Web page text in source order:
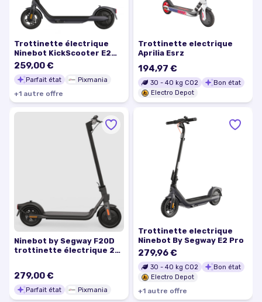
Trottinette électrique
Ninebot KickScooter E2
Pro E 700 W Noir -
Excellent état
259,00 €
Parfait état Pixmania
+1 autre offre
Trottinette electrique
Aprilia Esrz
194,97 €
30 - 40 kg CO2
Bon état
Electro Depot
Ninebot by Segway F20D
trottinette électrique 20
279,00 €
Parfait état Pixmania
Trottinette electrique
Ninebot By Segway E2 Pro
279,96 €
30 - 40 kg CO2
Bon état
Electro Depot
+1 autre offre